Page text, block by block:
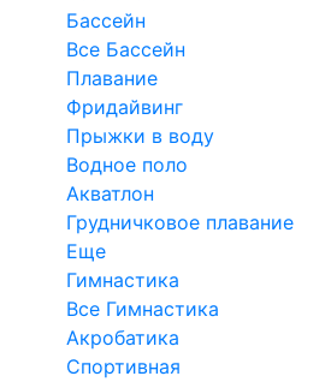
Бассейн
Все Бассейн
Плавание
Фридайвинг
Прыжки в воду
Водное поло
Акватлон
Грудничковое плавание
Еще
Гимнастика
Все Гимнастика
Акробатика
Спортивная